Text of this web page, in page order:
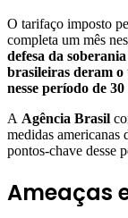
O tarifaço imposto
completa um mês
defesa da
brasileiras deram o
nesse período de 30
A Agência Brasil
medidas americanas
pontos-chave desse
Ameaças